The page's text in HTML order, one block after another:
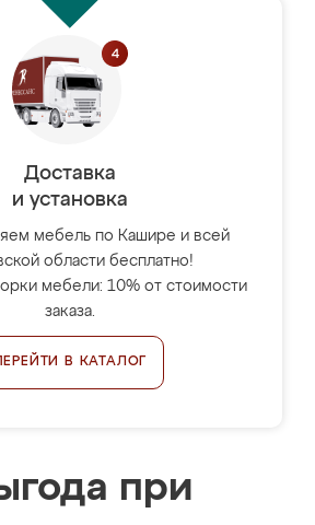
Доставка
и установка
мебель по Кашире и всей
области бесплатно!
мебели: 10% от стоимости
заказа.
В КАТАЛОГ
при